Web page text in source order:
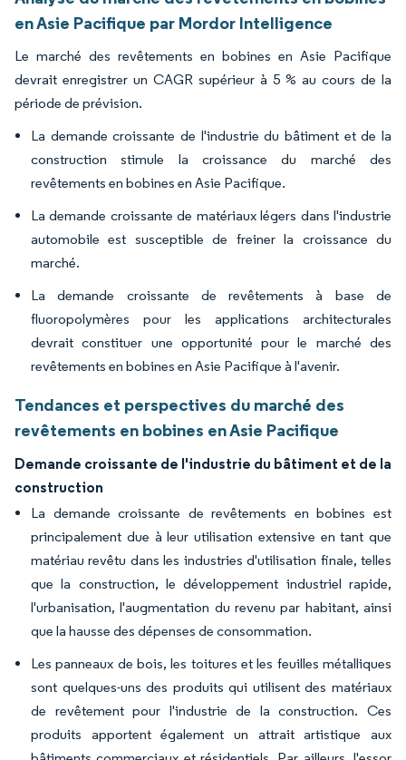
en Asie Pacifique par Mordor Intelligence
Le marché des revêtements en bobines en Asie Pacifique
devrait enregistrer un CAGR supérieur à 5 % au cours de la
période de prévision.
La demande croissante de l'industrie du bâtiment et de la
construction stimule la croissance du marché des
revêtements en bobines en Asie Pacifique.
La demande croissante de matériaux légers dans l'industrie
automobile est susceptible de freiner la croissance du
marché.
La demande croissante de revêtements à base de
fluoropolymères pour les applications architecturales
devrait constituer une opportunité pour le marché des
revêtements en bobines en Asie Pacifique à l'avenir.
Tendances et perspectives du marché des
revêtements en bobines en Asie Pacifique
Demande croissante de l'industrie du bâtiment et de la
construction
La demande croissante de revêtements en bobines est
principalement due à leur utilisation extensive en tant que
matériau revêtu dans les industries d'utilisation finale, telles
que la construction, le développement industriel rapide,
l'urbanisation, l'augmentation du revenu par habitant, ainsi
que la hausse des dépenses de consommation.
Les panneaux de bois, les toitures et les feuilles métalliques
sont quelques-uns des produits qui utilisent des matériaux
de revêtement pour l'industrie de la construction. Ces
produits apportent également un attrait artistique aux